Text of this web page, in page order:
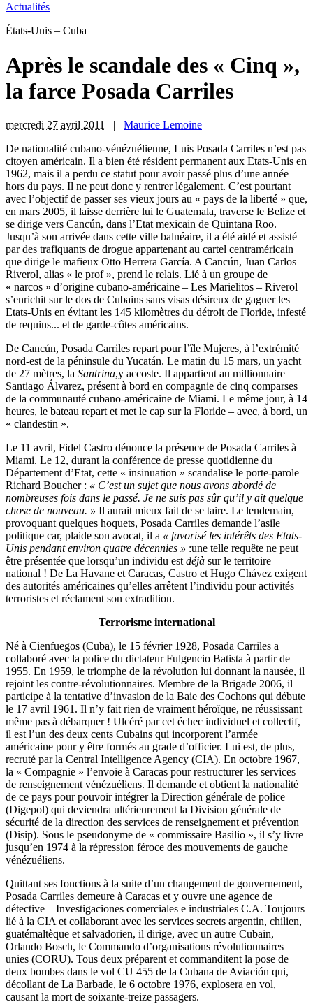
Actualités
États-Unis – Cuba
Après le scandale des « Cinq »,
la farce Posada Carriles
mercredi 27 avril 2011 | Maurice Lemoine
De nationalité cubano-vénézuélienne, Luis Posada Carriles n’est pas
citoyen américain. Il a bien été résident permanent aux Etats-Unis en
1962, mais il a perdu ce statut pour avoir passé plus d’une année
hors du pays. Il ne peut donc y rentrer légalement. C’est pourtant
avec l’objectif de passer ses vieux jours au « pays de la liberté » que,
en mars 2005, il laisse derrière lui le Guatemala, traverse le Belize et
se dirige vers Cancún, dans l’Etat mexicain de Quintana Roo.
Jusqu’à son arrivée dans cette ville balnéaire, il a été aidé et assisté
par des trafiquants de drogue appartenant au cartel centraméricain
que dirige le mafieux Otto Herrera García. A Cancún, Juan Carlos
Riverol, alias « le prof », prend le relais. Lié à un groupe de
« narcos » d’origine cubano-américaine – Les Marielitos – Riverol
s’enrichit sur le dos de Cubains sans visas désireux de gagner les
Etats-Unis en évitant les 145 kilomètres du détroit de Floride, infesté
de requins... et de garde-côtes américains.
De Cancún, Posada Carriles repart pour l’île Mujeres, à l’extrémité
nord-est de la péninsule du Yucatán. Le matin du 15 mars, un yacht
de 27 mètres, la Santrina,y accoste. Il appartient au millionnaire
Santiago Álvarez, présent à bord en compagnie de cinq comparses
de la communauté cubano-américaine de Miami. Le même jour, à 14
heures, le bateau repart et met le cap sur la Floride – avec, à bord, un
« clandestin ».
Le 11 avril, Fidel Castro dénonce la présence de Posada Carriles à
Miami. Le 12, durant la conférence de presse quotidienne du
Département d’Etat, cette « insinuation » scandalise le porte-parole
Richard Boucher : « C’est un sujet que nous avons abordé de
nombreuses fois dans le passé. Je ne suis pas sûr qu’il y ait quelque
chose de nouveau. » Il aurait mieux fait de se taire. Le lendemain,
provoquant quelques hoquets, Posada Carriles demande l’asile
politique car, plaide son avocat, il a « favorisé les intérêts des Etats-
Unis pendant environ quatre décennies » :une telle requête ne peut
être présentée que lorsqu’un individu est déjà sur le territoire
national ! De La Havane et Caracas, Castro et Hugo Chávez exigent
des autorités américaines qu’elles arrêtent l’individu pour activités
terroristes et réclament son extradition.
Terrorisme international
Né à Cienfuegos (Cuba), le 15 février 1928, Posada Carriles a
collaboré avec la police du dictateur Fulgencio Batista à partir de
1955. En 1959, le triomphe de la révolution lui donnant la nausée, il
rejoint les contre-révolutionnaires. Membre de la Brigade 2006, il
participe à la tentative d’invasion de la Baie des Cochons qui débute
le 17 avril 1961. Il n’y fait rien de vraiment héroïque, ne réussissant
même pas à débarquer ! Ulcéré par cet échec individuel et collectif,
il est l’un des deux cents Cubains qui incorporent l’armée
américaine pour y être formés au grade d’officier. Lui est, de plus,
recruté par la Central Intelligence Agency (CIA). En octobre 1967,
la « Compagnie » l’envoie à Caracas pour restructurer les services
de renseignement vénézuéliens. Il demande et obtient la nationalité
de ce pays pour pouvoir intégrer la Direction générale de police
(Digepol) qui deviendra ultérieurement la Division générale de
sécurité de la direction des services de renseignement et prévention
(Disip). Sous le pseudonyme de « commissaire Basilio », il s’y livre
jusqu’en 1974 à la répression féroce des mouvements de gauche
vénézuéliens.
Quittant ses fonctions à la suite d’un changement de gouvernement,
Posada Carriles demeure à Caracas et y ouvre une agence de
détective – Investigaciones comerciales e industriales C.A. Toujours
lié à la CIA et collaborant avec les services secrets argentin, chilien,
guatémaltèque et salvadorien, il dirige, avec un autre Cubain,
Orlando Bosch, le Commando d’organisations révolutionnaires
unies (CORU). Tous deux préparent et commanditent la pose de
deux bombes dans le vol CU 455 de la Cubana de Aviación qui,
décollant de La Barbade, le 6 octobre 1976, explosera en vol,
causant la mort de soixante-treize passagers.